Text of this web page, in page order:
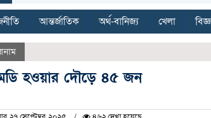
আন্তর্জাতিক অর্থ-বানিজ্য খেলা
হওয়ার দৌড়ে ৪৫ জন